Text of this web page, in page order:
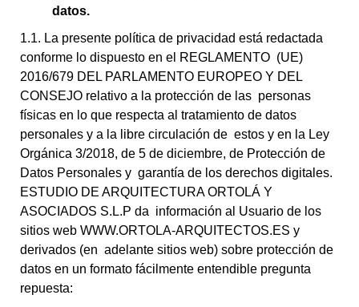
datos.
1.1. La presente política de privacidad está redactada
conforme lo dispuesto en el REGLAMENTO (UE)
2016/679 DEL PARLAMENTO EUROPEO Y DEL
CONSEJO relativo a la protección de las personas
físicas en lo que respecta al tratamiento de datos
personales y a la libre circulación de estos y en la Ley
Orgánica 3/2018, de 5 de diciembre, de Protección de
Datos Personales y garantía de los derechos digitales.
ESTUDIO DE ARQUITECTURA ORTOLÁ Y
ASOCIADOS S.L.P da información al Usuario de los
sitios web WWW.ORTOLA-ARQUITECTOS.ES y
derivados (en adelante sitios web) sobre protección de
datos en un formato fácilmente entendible pregunta
repuesta: